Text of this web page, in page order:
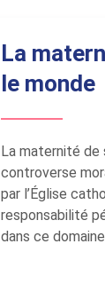
La
le monde
La maternité
controverse
par l’Église
responsabilité
dans ce